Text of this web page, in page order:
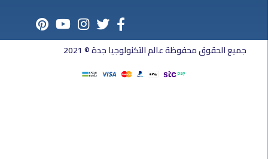
جميع الحقوق محفوظة عالم التكنولوجيا جدة © 2021